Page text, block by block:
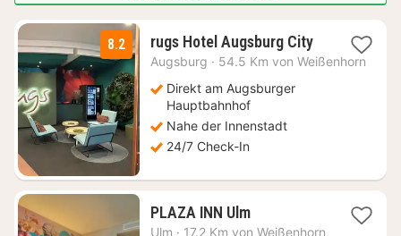
8.2 rugs Hotel Augsburg City1
Nacht
Augsburg · 54.5 Km von Weißenhorn
Direkt am Augsburger
Hauptbahnhof
Nahe der Innenstadt
24/7 Check-In
PLAZA INN Ulm1
Nacht
Ulm · 17.2 Km von Weißenhorn